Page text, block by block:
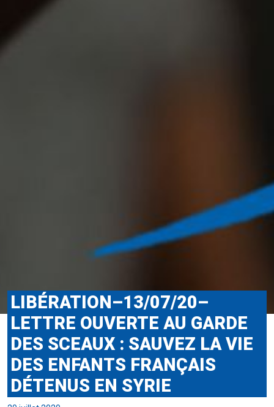
LIBÉRATION–13/07/20–
LETTRE OUVERTE AU GARDE
DES SCEAUX : SAUVEZ LA VIE
DES ENFANTS FRANÇAIS
DÉTENUS EN SYRIE